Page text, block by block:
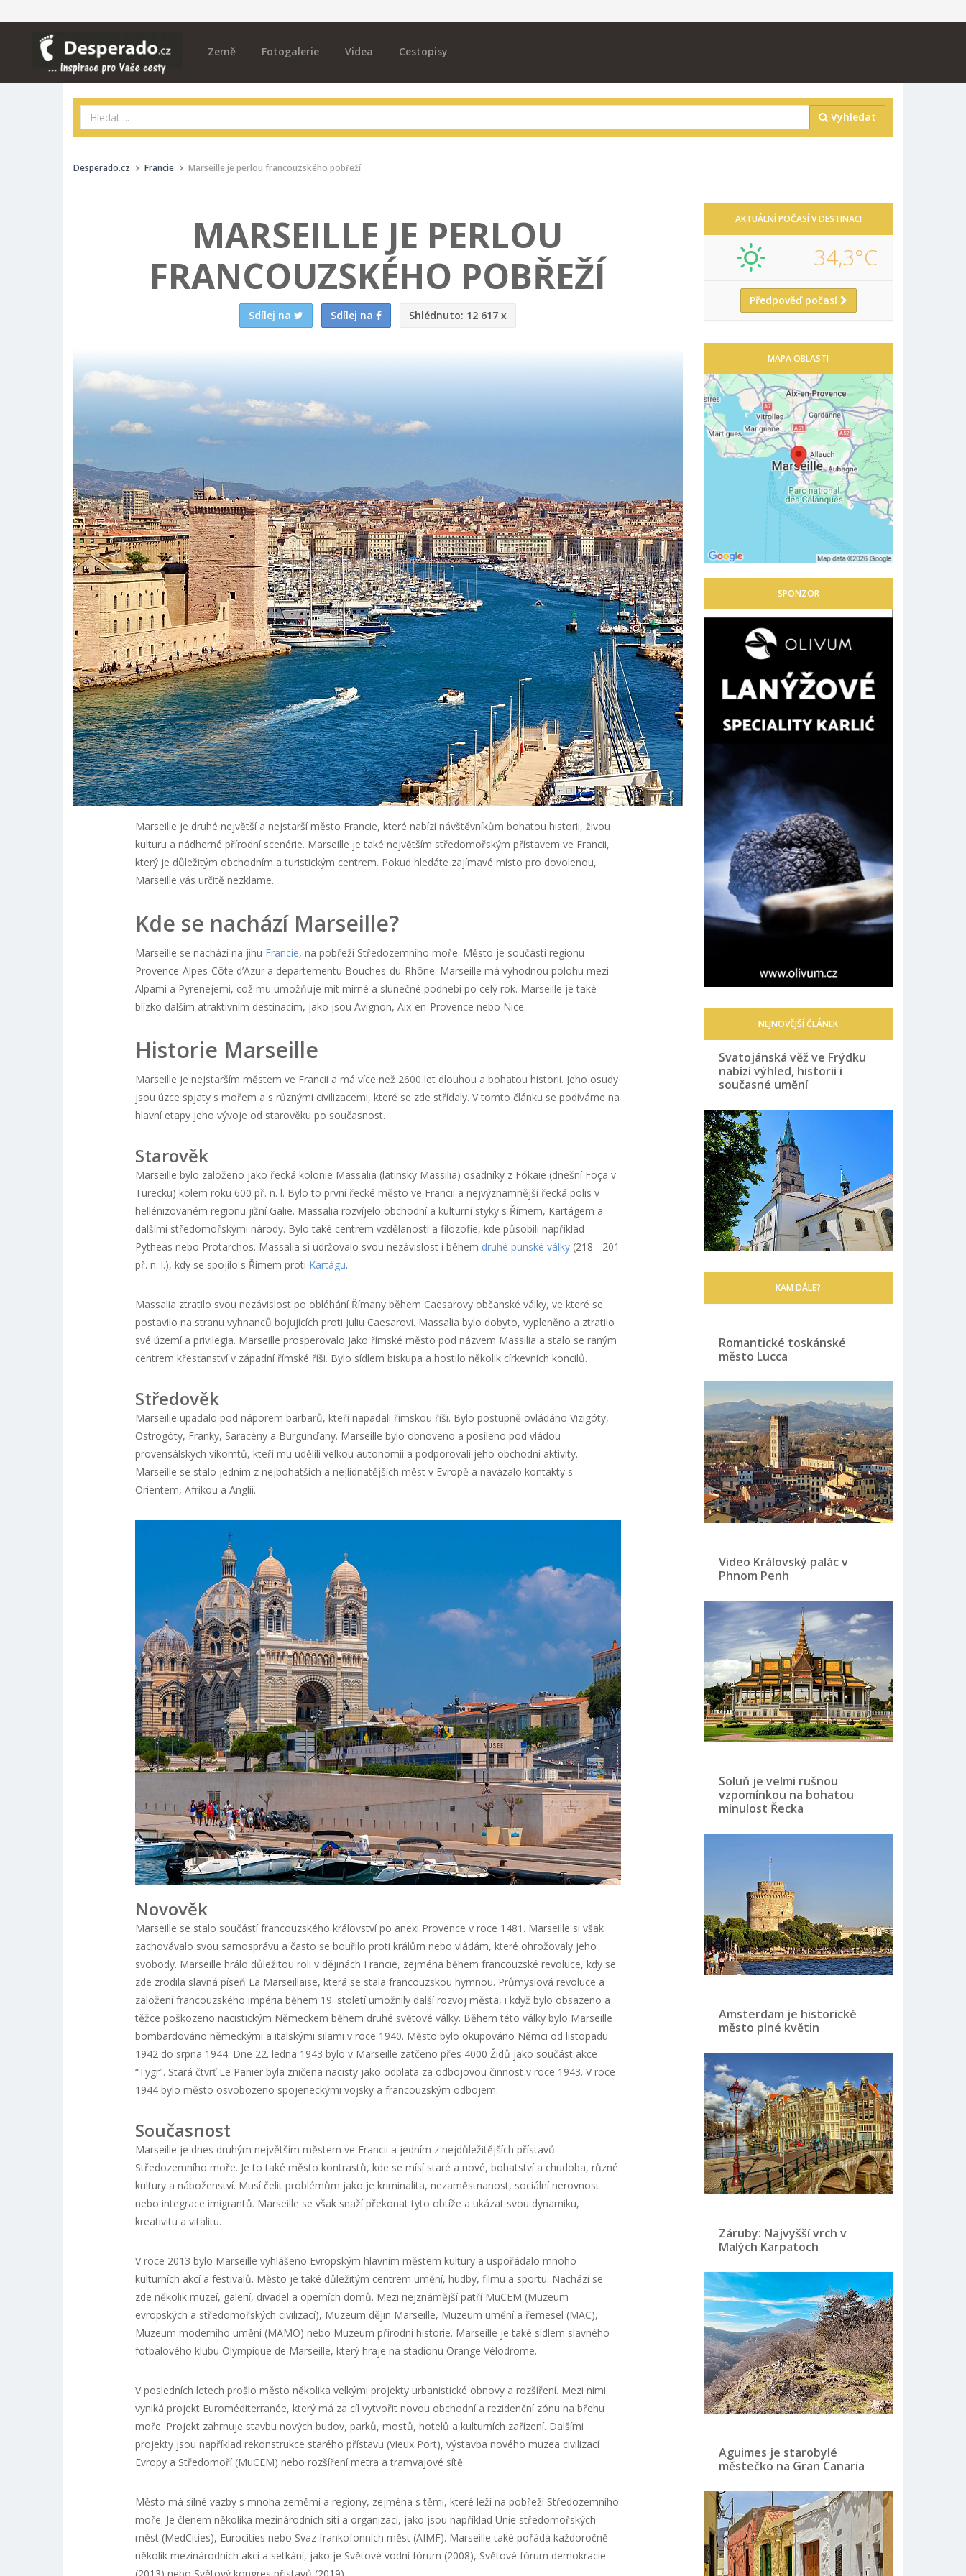
Země Fotogalerie Videa Cestopisy
Vyhledat
Desperado.cz Francie Marseille je perlou francouzského pobřeží
MARSEILLE JE PERLOU
FRANCOUZSKÉHO POBŘEŽÍ
Sdílej na Sdílej na Shlédnuto: 12 617 x
Marseille je druhé největší a nejstarší město Francie, které nabízí návštěvníkům bohatou historii, živou
kulturu a nádherné přírodní scenérie. Marseille je také největším středomořským přístavem ve Francii,
který je důležitým obchodním a turistickým centrem. Pokud hledáte zajímavé místo pro dovolenou,
Marseille vás určitě nezklame.
Kde se nachází Marseille?
Marseille se nachází na jihu Francie, na pobřeží Středozemního moře. Město je součástí regionu
Provence-Alpes-Côte d’Azur a departementu Bouches-du-Rhône. Marseille má výhodnou polohu mezi
Alpami a Pyrenejemi, což mu umožňuje mít mírné a slunečné podnebí po celý rok. Marseille je také
blízko dalším atraktivním destinacím, jako jsou Avignon, Aix-en-Provence nebo Nice.
Historie Marseille
Marseille je nejstarším městem ve Francii a má více než 2600 let dlouhou a bohatou historii. Jeho osudy
jsou úzce spjaty s mořem a s různými civilizacemi, které se zde střídaly. V tomto článku se podíváme na
hlavní etapy jeho vývoje od starověku po současnost.
Starověk
Marseille bylo založeno jako řecká kolonie Massalia (latinsky Massilia) osadníky z Fókaie (dnešní Foça v
Turecku) kolem roku 600 př. n. l. Bylo to první řecké město ve Francii a nejvýznamnější řecká polis v
hellénizovaném regionu jižní Galie. Massalia rozvíjelo obchodní a kulturní styky s Římem, Kartágem a
dalšími středomořskými národy. Bylo také centrem vzdělanosti a filozofie, kde působili například
Pytheas nebo Protarchos. Massalia si udržovalo svou nezávislost i během druhé punské války(218 - 201
př. n. l.), kdy se spojilo s Římem proti Kartágu.
Massalia ztratilo svou nezávislost po obléhání Římany během Caesarovy občanské války, ve které se
postavilo na stranu vyhnanců bojujících proti Juliu Caesarovi. Massalia bylo dobyto, vypleněno a ztratilo
své území a privilegia. Marseille prosperovalo jako římské město pod názvem Massilia a stalo se raným
centrem křesťanství v západní římské říši. Bylo sídlem biskupa a hostilo několik církevních koncilů.
Středověk
Marseille upadalo pod náporem barbarů, kteří napadali římskou říši. Bylo postupně ovládáno Vizigóty,
Ostrogóty, Franky, Saracény a Burgunďany. Marseille bylo obnoveno a posíleno pod vládou
provensálských vikomtů, kteří mu udělili velkou autonomii a podporovali jeho obchodní aktivity.
Marseille se stalo jedním z nejbohatších a nejlidnatějších měst v Evropě a navázalo kontakty s
Orientem, Afrikou a Anglií.
Novověk
Marseille se stalo součástí francouzského království po anexi Provence v roce 1481. Marseille si však
zachovávalo svou samosprávu a často se bouřilo proti králům nebo vládám, které ohrožovaly jeho
svobody. Marseille hrálo důležitou roli v dějinách Francie, zejména během francouzské revoluce, kdy se
zde zrodila slavná píseň La Marseillaise, která se stala francouzskou hymnou. Průmyslová revoluce a
založení francouzského impéria během 19. století umožnily další rozvoj města, i když bylo obsazeno a
těžce poškozeno nacistickým Německem během druhé světové války. Během této války bylo Marseille
bombardováno německými a italskými silami v roce 1940. Město bylo okupováno Němci od listopadu
1942 do srpna 1944. Dne 22. ledna 1943 bylo v Marseille zatčeno přes 4000 Židů jako součást akce
“Tygr”. Stará čtvrť Le Panier byla zničena nacisty jako odplata za odbojovou činnost v roce 1943. V roce
1944 bylo město osvobozeno spojeneckými vojsky a francouzským odbojem.
Současnost
Marseille je dnes druhým největším městem ve Francii a jedním z nejdůležitějších přístavů
Středozemního moře. Je to také město kontrastů, kde se mísí staré a nové, bohatství a chudoba, různé
kultury a náboženství. Musí čelit problémům jako je kriminalita, nezaměstnanost, sociální nerovnost
nebo integrace imigrantů. Marseille se však snaží překonat tyto obtíže a ukázat svou dynamiku,
kreativitu a vitalitu.
V roce 2013 bylo Marseille vyhlášeno Evropským hlavním městem kultury a uspořádalo mnoho
kulturních akcí a festivalů. Město je také důležitým centrem umění, hudby, filmu a sportu. Nachází se
zde několik muzeí, galerií, divadel a operních domů. Mezi nejznámější patří MuCEM (Muzeum
evropských a středomořských civilizací), Muzeum dějin Marseille, Muzeum umění a řemesel (MAC),
Muzeum moderního umění (MAMO) nebo Muzeum přírodní historie. Marseille je také sídlem slavného
fotbalového klubu Olympique de Marseille, který hraje na stadionu Orange Vélodrome.
V posledních letech prošlo město několika velkými projekty urbanistické obnovy a rozšíření. Mezi nimi
vyniká projekt Euroméditerranée, který má za cíl vytvořit novou obchodní a rezidenční zónu na břehu
moře. Projekt zahrnuje stavbu nových budov, parků, mostů, hotelů a kulturních zařízení. Dalšími
projekty jsou například rekonstrukce starého přístavu (Vieux Port), výstavba nového muzea civilizací
Evropy a Středomoří (MuCEM) nebo rozšíření metra a tramvajové sítě.
Město má silné vazby s mnoha zeměmi a regiony, zejména s těmi, které leží na pobřeží Středozemního
moře. Je členem několika mezinárodních sítí a organizací, jako jsou například Unie středomořských
měst (MedCities), Eurocities nebo Svaz frankofonních měst (AIMF). Marseille také pořádá každoročně
několik mezinárodních akcí a setkání, jako je Světové vodní fórum (2008), Světové fórum demokracie
AKTUÁLNÍ POČASÍ V DESTINACI
34,3°C
Předpověď počasí
MAPA OBLASTI
SPONZOR
NEJNOVĚJŠÍ ČLÁNEK
Svatojánská věž ve Frýdku
nabízí výhled, historii i
současné umění
KAM DÁLE?
Romantické toskánské
město Lucca
Video Královský palác v
Phnom Penh
Soluň je velmi rušnou
vzpomínkou na bohatou
minulost Řecka
Amsterdam je historické
město plné květin
Záruby: Najvyšší vrch v
Malých Karpatoch
Aguimes je starobylé
městečko na Gran Canaria